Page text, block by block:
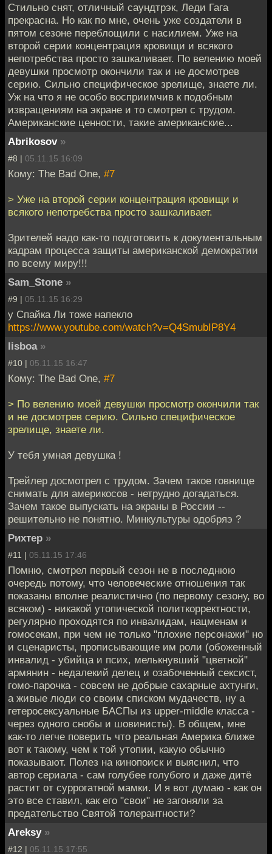
Стильно снят, отличный саундтрэк, Леди Гага
прекрасна. Но как по мне, очень уже создатели в
пятом сезоне переблощили с насилием. Уже на
второй серии концентрация кровищи и всякого
непотребства просто зашкаливает. По велению моей
девушки просмотр окончили так и не досмотрев
серию. Сильно специфическое зрелище, знаете ли.
Уж на что я не особо восприимчив к подобным
извращениям на экране и то смотрел с трудом.
Американские ценности, такие американские...
Abrikosov »
#8 | 05.11.15 16:09
Кому: The Bad One, #7
> Уже на второй серии концентрация кровищи и
всякого непотребства просто зашкаливает.
Зрителей надо как-то подготовить к документальным
кадрам процесса защиты американской демократии
по всему миру!!!
Sam_Stone »
#9 | 05.11.15 16:29
у Спайка Ли тоже напекло
https://www.youtube.com/watch?v=Q4SmubIP8Y4
lisboa »
#10 | 05.11.15 16:47
Кому: The Bad One, #7
> По велению моей девушки просмотр окончили так
и не досмотрев серию. Сильно специфическое
зрелище, знаете ли.
У тебя умная девушка !
Трейлер досмотрел с трудом. Зачем такое говнище
снимать для америкосов - нетрудно догадаться.
Зачем такое выпускать на экраны в России --
решительно не понятно. Минкультуры одобряэ ?
Рихтер »
#11 | 05.11.15 17:46
Помню, смотрел первый сезон не в последнюю
очередь потому, что человеческие отношения так
показаны вполне реалистично (по первому сезону, во
всяком) - никакой утопической политкорректности,
регулярно проходятся по инвалидам, нацменам и
гомосекам, при чем не только "плохие персонажи" но
и сценаристы, прописывающие им роли (обоженный
инвалид - убийца и псих, мелькнувший "цветной"
армянин - недалекий делец и озабоченный сексист,
гомо-парочка - совсем не добрые сахарные ахтунги,
а живые люди со своим списком мудачеств, ну а
гетеросексуальные БАСПы из upper-middle класса -
через одного снобы и шовинисты). В общем, мне
как-то легче поверить что реальная Америка ближе
вот к такому, чем к той утопии, какую обычно
показывают. Полез на кинопоиск и выяснил, что
автор сериала - сам голубее голубого и даже дитё
растит от суррогатной мамки. И я вот думаю - как он
это все ставил, как его "свои" не загоняли за
предательство Святой толерантности?
Areksy »
#12 | 05.11.15 17:55